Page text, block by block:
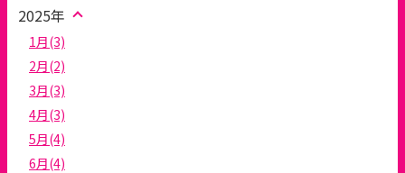
2025年
1月(3)
2月(2)
3月(3)
4月(3)
5月(4)
6月(4)